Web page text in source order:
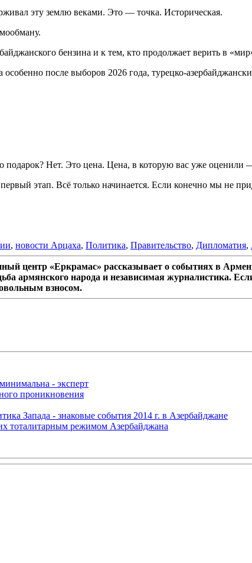
эту землю веками. Это — точка. Историческая.
бензина и к тем, кто продолжает верить в
после выборов 2026 года, турецко-
Нет. Это цена. Цена, в которую вас уже оценили
этап. Всё только начинается. Если конечно мы не
, новости Арцаха, Политика, Правительство, Дипломатия,
центр «Еркрамас» рассказывает о событиях в
армянского народа и независимая журналистика.
взносом.
- эксперт
проникновения
Запада - знаковые события 2014 г. в Азербайджане
тоталитарным режимом Азербайджана